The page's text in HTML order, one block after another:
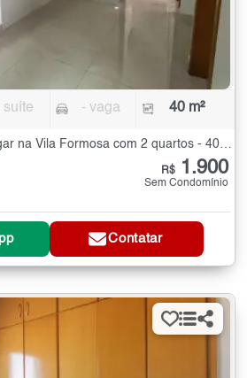
suíte - vaga 40 m²
Apartamento para Alugar na Vila Formosa com 2 quartos - 40 m²
R$ 1.900
Sem Condomínio
Contatar